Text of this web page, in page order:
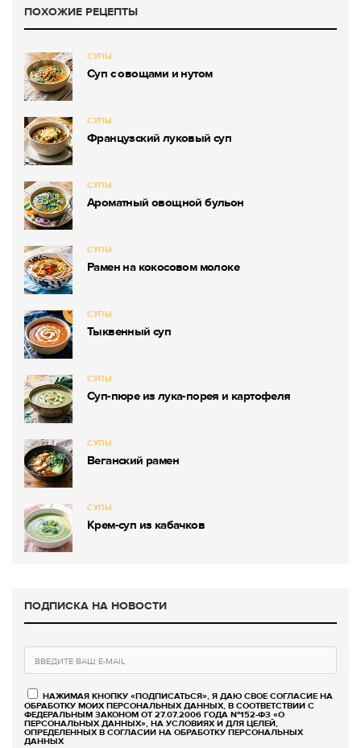
ПОХОЖИЕ РЕЦЕПТЫ
СУПЫ
Суп с овощами и нутом
СУПЫ
Французский луковый суп
СУПЫ
Ароматный овощной бульон
СУПЫ
Рамен на кокосовом молоке
СУПЫ
Тыквенный суп
СУПЫ
Суп-пюре из лука-порея и картофеля
СУПЫ
Веганский рамен
СУПЫ
Крем-суп из кабачков
ПОДПИСКА НА НОВОСТИ
НАЖИМАЯ КНОПКУ «ПОДПИСАТЬСЯ», Я ДАЮ СВОЕ СОГЛАСИЕ НА
ОБРАБОТКУ МОИХ ПЕРСОНАЛЬНЫХ ДАННЫХ, В СООТВЕТСТВИИ С
ФЕДЕРАЛЬНЫМ ЗАКОНОМ ОТ 27.07.2006 ГОДА №152-ФЗ «О
ПЕРСОНАЛЬНЫХ ДАННЫХ», НА УСЛОВИЯХ И ДЛЯ ЦЕЛЕЙ,
ОПРЕДЕЛЕННЫХ В СОГЛАСИИ НА ОБРАБОТКУ ПЕРСОНАЛЬНЫХ
ДАННЫХ